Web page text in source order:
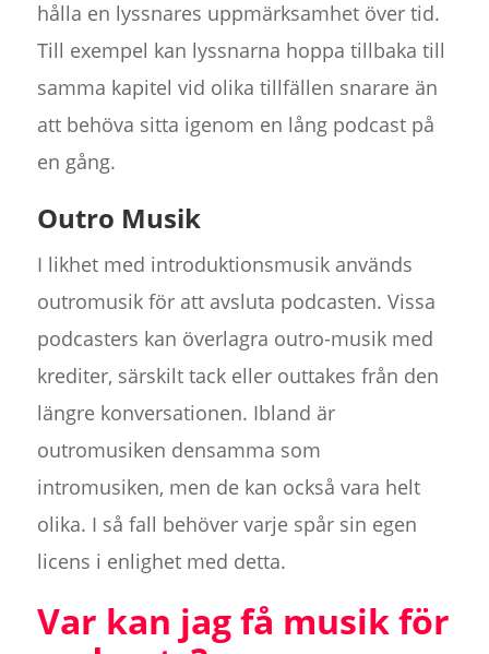
hålla en lyssnares uppmärksamhet över tid.
Till exempel kan lyssnarna hoppa tillbaka till
samma kapitel vid olika tillfällen snarare än
att behöva sitta igenom en lång podcast på
en gång.
Outro Musik
I likhet med introduktionsmusik används
outromusik för att avsluta podcasten. Vissa
podcasters kan överlagra outro-musik med
krediter, särskilt tack eller outtakes från den
längre konversationen. Ibland är
outromusiken densamma som
intromusiken, men de kan också vara helt
olika. I så fall behöver varje spår sin egen
licens i enlighet med detta.
Var kan jag få musik för